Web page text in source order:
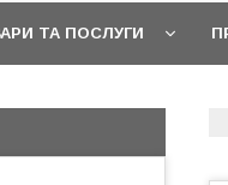
ТА ПОСЛУГИ